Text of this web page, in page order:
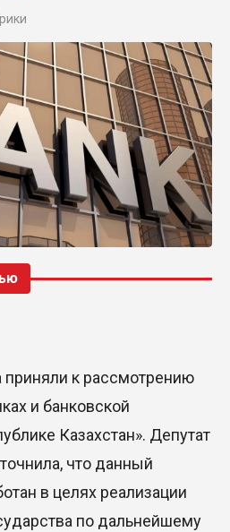
к рассмотрению
и банковской
Казахстан». Депутат
что данный
в целях реализации
по дальнейшему